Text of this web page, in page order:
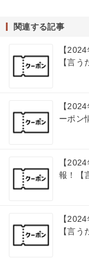
関連する記事
【
【言
【
ーポン
【
報！【
【
【言